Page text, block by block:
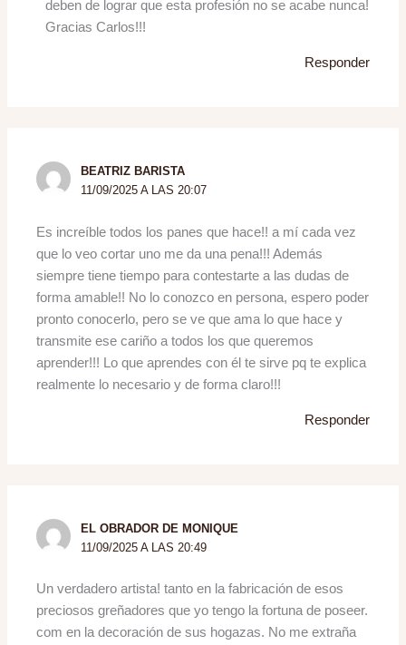
deben de lograr que esta profesión no se acabe nunca!
Gracias Carlos!!!
Responder
BEATRIZ BARISTA
11/09/2025 A LAS 20:07
Es increíble todos los panes que hace!! a mí cada vez
que lo veo cortar uno me da una pena!!! Además
siempre tiene tiempo para contestarte a las dudas de
forma amable!! No lo conozco en persona, espero poder
pronto conocerlo, pero se ve que ama lo que hace y
transmite ese cariño a todos los que queremos
aprender!!! Lo que aprendes con él te sirve pq te explica
realmente lo necesario y de forma claro!!!
Responder
EL OBRADOR DE MONIQUE
11/09/2025 A LAS 20:49
Un verdadero artista! tanto en la fabricación de esos
preciosos greñadores que yo tengo la fortuna de poseer.
com en la decoración de sus hogazas. No me extraña